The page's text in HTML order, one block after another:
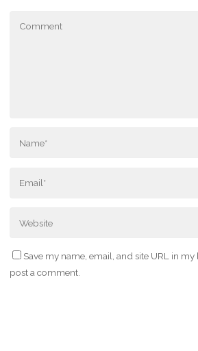
Save my name, email, and site URL in
post a comment.